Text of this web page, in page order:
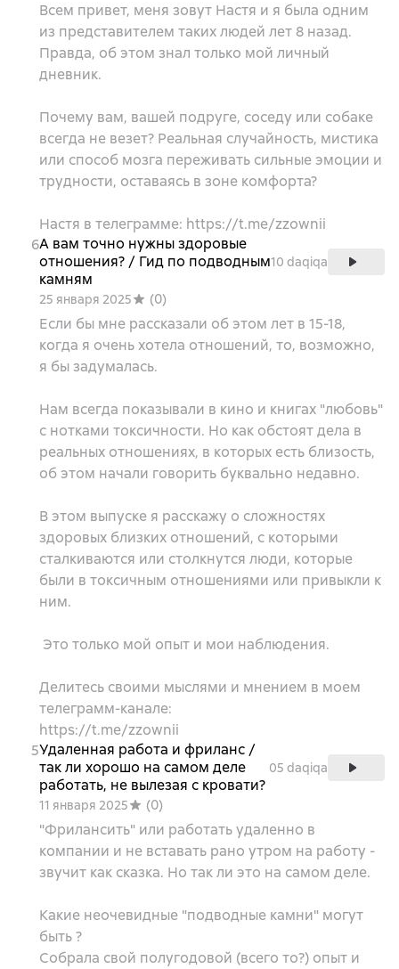
Всем привет, меня зовут Настя и я была одним
из представителем таких людей лет 8 назад.
Правда, об этом знал только мой личный
дневник.
Почему вам, вашей подруге, соседу или собаке
всегда не везет? Реальная случайность, мистика
или способ мозга переживать сильные эмоции и
трудности, оставаясь в зоне комфорта?
Настя в телеграмме: https://t.me/zzownii
6А вам точно нужны здоровые
отношения? / Гид по подводным
камням
10 daqiqa
25 января 2025 (0)
Если бы мне рассказали об этом лет в 15-18,
когда я очень хотела отношений, то, возможно,
я бы задумалась.
Нам всегда показывали в кино и книгах "любовь"
с нотками токсичности. Но как обстоят дела в
реальных отношениях, в которых есть близость,
об этом начали говорить буквально недавно.
В этом выпуске я расскажу о сложностях
здоровых близких отношений, с которыми
сталкиваются или столкнутся люди, которые
были в токсичным отношениями или привыкли к
ним.
Это только мой опыт и мои наблюдения.
Делитесь своими мыслями и мнением в моем
телеграмм-канале:
https://t.me/zzownii
5Удаленная работа и фриланс /
так ли хорошо на самом деле
работать, не вылезая с кровати?
05 daqiqa
11 января 2025 (0)
"Фрилансить" или работать удаленно в
компании и не вставать рано утром на работу -
звучит как сказка. Но так ли это на самом деле.
Какие неочевидные "подводные камни" могут
быть ?
Собрала свой полугодовой (всего то?) опыт и